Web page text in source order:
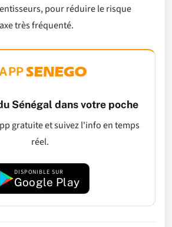
pour réduire le risque
très fréquenté.
Sénégal dans votre poche
gratuite et suivez l'info en temps
réel.
DISPONIBLE SUR
Google Play